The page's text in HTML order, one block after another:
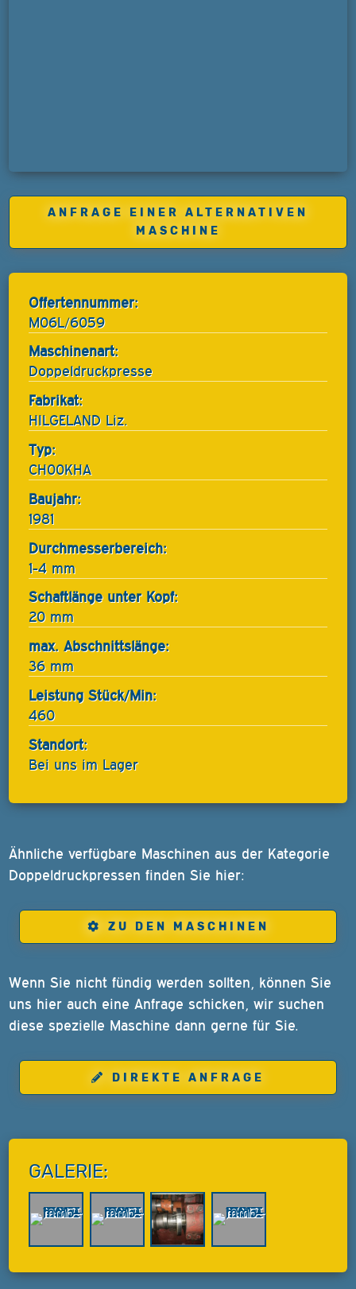
ANFRAGE EINER ALTERNATIVEN
MASCHINE
Offertennummer:
M06L/6059
Maschinenart:
Doppeldruckpresse
Fabrikat:
HILGELAND Liz.
Typ:
CH00KHA
Baujahr:
1981
Durchmesserbereich:
1-4 mm
Schaftlänge unter Kopf:
20 mm
max. Abschnittslänge:
36 mm
Leistung Stück/Min:
460
Standort:
Bei uns im Lager
Ähnliche verfügbare Maschinen aus der Kategorie
Doppeldruckpressen finden Sie hier:
ZU DEN MASCHINEN
Wenn Sie nicht fündig werden sollten, können Sie
uns hier auch eine Anfrage schicken, wir suchen
diese spezielle Maschine dann gerne für Sie.
DIREKTE ANFRAGE
GALERIE: